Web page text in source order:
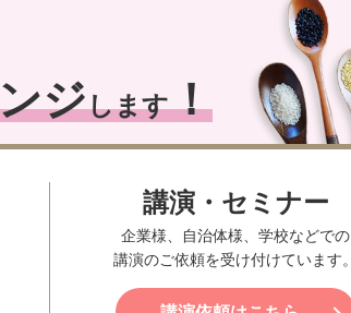
ジします！
講演・セミナー
企業様、自治体様、学校などでの
講演のご依頼を受け付けています。